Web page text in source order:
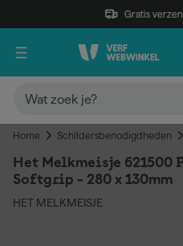
Gratis
Home Schildersbenodigdheden
Het Melkmeisje 621500
Softgrip - 280 x 130mm
HET MELKMEISJE